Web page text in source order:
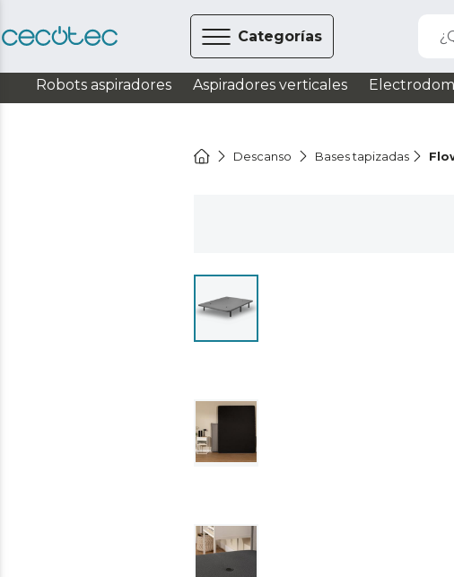
Categorías
Robots aspiradores Aspiradores verticales
Descanso Bases tapizadas